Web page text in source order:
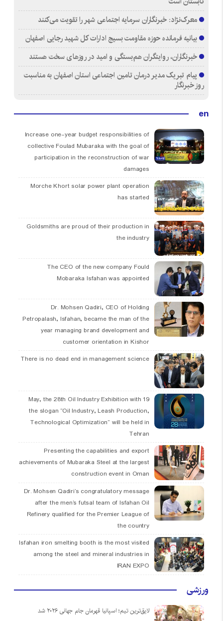
معرک‌نژاد: خبرنگاران سرمایه اجتماعی شهر را تقویت می‌کنند
بیانیه فرمانده حوزه مقاومت بسیج ادارات کل شهید رجایی اصفهان
خبرنگاران، روایتگران هم‌بستگی و امید در روزهای سخت هستند
پیام تبریک مدیر درمان تامین اجتماعی استان اصفهان به مناسبت
روز خبرنگار
en
Increase one-year budget responsibilities of
collective Foulad Mubaraka with the goal of
participation in the reconstruction of war
damages
Morche Khort solar power plant operation
has started
Goldsmiths are proud of their production in
the industry
The CEO of the new company Fould
Mobaraka Isfahan was appointed
Dr. Mohsen Qadiri, CEO of Holding
Petropalash, Isfahan, became the man of the
year managing brand development and
customer orientation in Kishor
There is no dead end in management science
19 May, the 28th Oil Industry Exhibition with
the slogan “Oil Industry, Leash Production,
Technological Optimization” will be held in
Tehran
Presenting the capabilities and export
achievements of Mubaraka Steel at the largest
construction event in Oman
Dr. Mohsen Qadiri’s congratulatory message
after the men’s futsal team of Isfahan Oil
Refinery qualified for the Premier League of
the country
Isfahan iron smelting booth is the most visited
among the steel and mineral industries in
IRAN EXPO
ورزشی
لایق‌ترین تیم؛ اسپانیا قهرمان جام جهانی ۲۰۲۶ شد